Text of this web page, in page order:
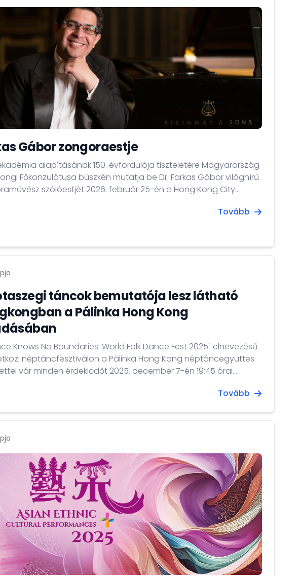
Gábor zongoraestje
alapításának 150. évfordulója tiszteletére Magyarország
Főkonzulátusa büszkén mutatja be Dr. Farkas Gábor világhírű
szólóestjét 2026. február 25-én a Hong Kong City
Tovább
táncok bemutatója lesz látható
a Pálinka Hong Kong
Knows No Boundaries: World Folk Dance Fest 2025" elnevezésű
néptáncfesztiválon a Pálinka Hong Kong néptáncegyüttes
vár minden érdeklődőt 2025. december 7-én 19:45 órai
Tovább